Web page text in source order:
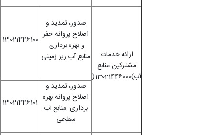
13021446100
صدور، تمدید و
اصلاح پروانه حفر
و بهره برداری
منابع آب زیر زمینی
ارائه خدمات
مشترکین منابع
آب)13021446000
(
13021446101
صدور، تمدید و
اصلاح پروانه بهره
برداری منابع آب
سطحی